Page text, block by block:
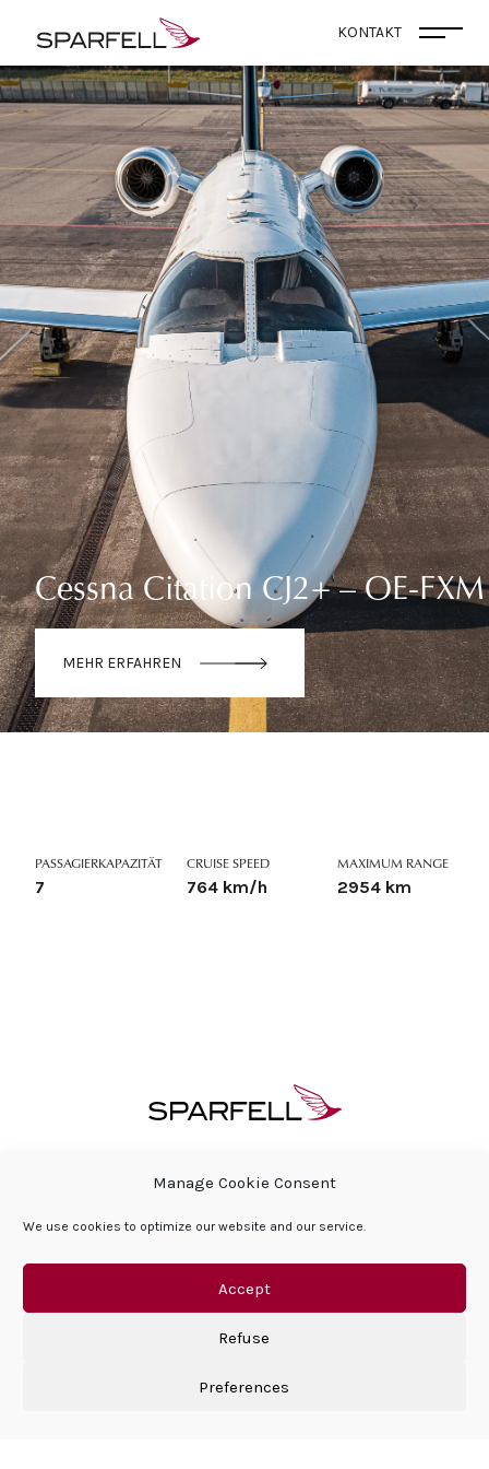
Manage Cookie Consent
We use cookies to optimize our website and our service.
Accept
Refuse
Preferences
SPARFELL KONTAKT Menü
Cessna Citation CJ2+ – OE-FXM
MEHR ERFAHREN
PASSAGIERKAPAZITÄT
7
CRUISE SPEED
764 km/h
MAXIMUM RANGE
2954 km
ÜBER SPARFELL
HÄUFIG GESTELLTE FRAGEN
SOZIALE VERANTWORTUNG DES UNTERNEHMENS
DATENSCHUTZERKLÄRUNG